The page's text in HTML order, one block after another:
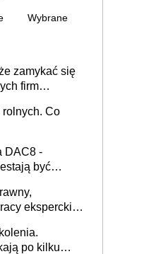
Wybrane
zamykać się
firm
rolnych. Co
DAC8 -
być
eksperckiej -
po kilku